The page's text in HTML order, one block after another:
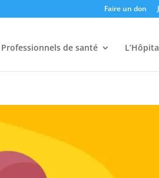
Faire un don
Professionnels de santé